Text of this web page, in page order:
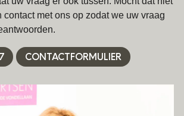
contact met ons op zodat we uw vraag
CONTACTFORMULIER